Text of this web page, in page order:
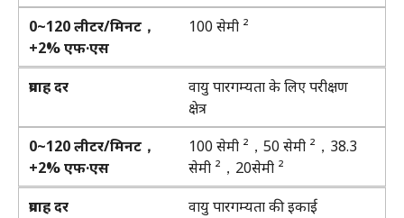
0~120 लीटर/मिनट，
+2% एफ·एस
100 सेमी ²
प्रवाह दर
वायु पारगम्यता के लिए परीक्षण
क्षेत्र
0~120 लीटर/मिनट，
+2% एफ·एस
100 सेमी ²，50 सेमी ²，38.3
सेमी ²，20सेमी ²
प्रवाह दर
वायु पारगम्यता की इकाई